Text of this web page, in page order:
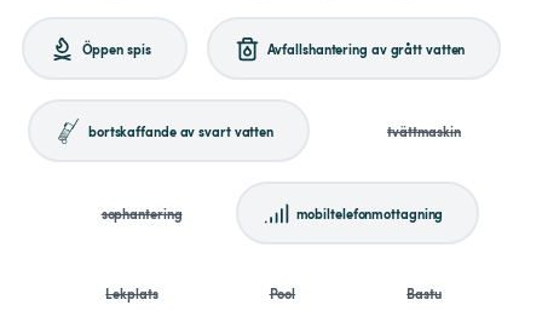
Öppen spis Avfallshantering av grått vatten
bortskaffande av svart vatten tvättmaskin
sophantering mobiltelefonmottagning
Lekplats Pool Bastu